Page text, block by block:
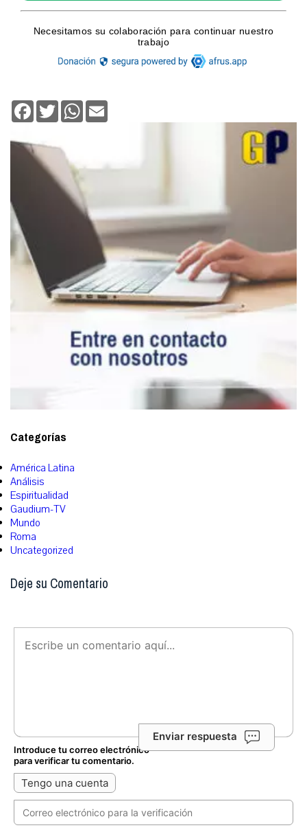
Facebook
TwitterWhatsApp
Categorías
América Latina
Análisis
Espiritualidad
Gaudium-TV
Mundo
Roma
Uncategorized
Deje su Comentario
Enviar respuesta
Introduce tu correo electrónico
para verificar tu comentario.
Tengo una cuenta